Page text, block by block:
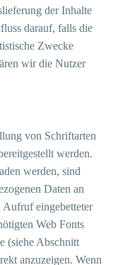
der Inhalte
darauf, falls die
Zwecke
wir die Nutzer
von Schriftarten
werden.
werden, sind
Daten an
eingebetteter
Web Fonts
(siehe Abschnitt
anzuzeigen. Wenn